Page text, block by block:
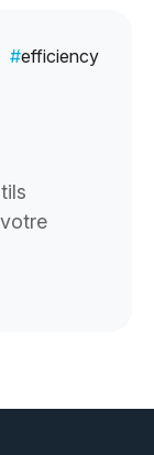
efficiency